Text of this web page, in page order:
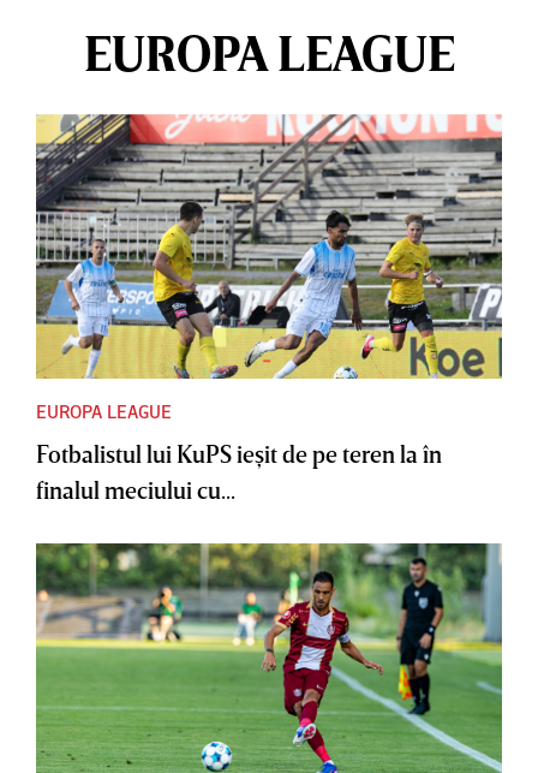
EUROPA LEAGUE
EUROPA LEAGUE
Fotbalistul lui KuPS ieşit de pe teren la în
finalul meciului cu...